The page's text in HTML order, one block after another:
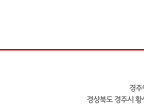
경주
경상북도 경주시